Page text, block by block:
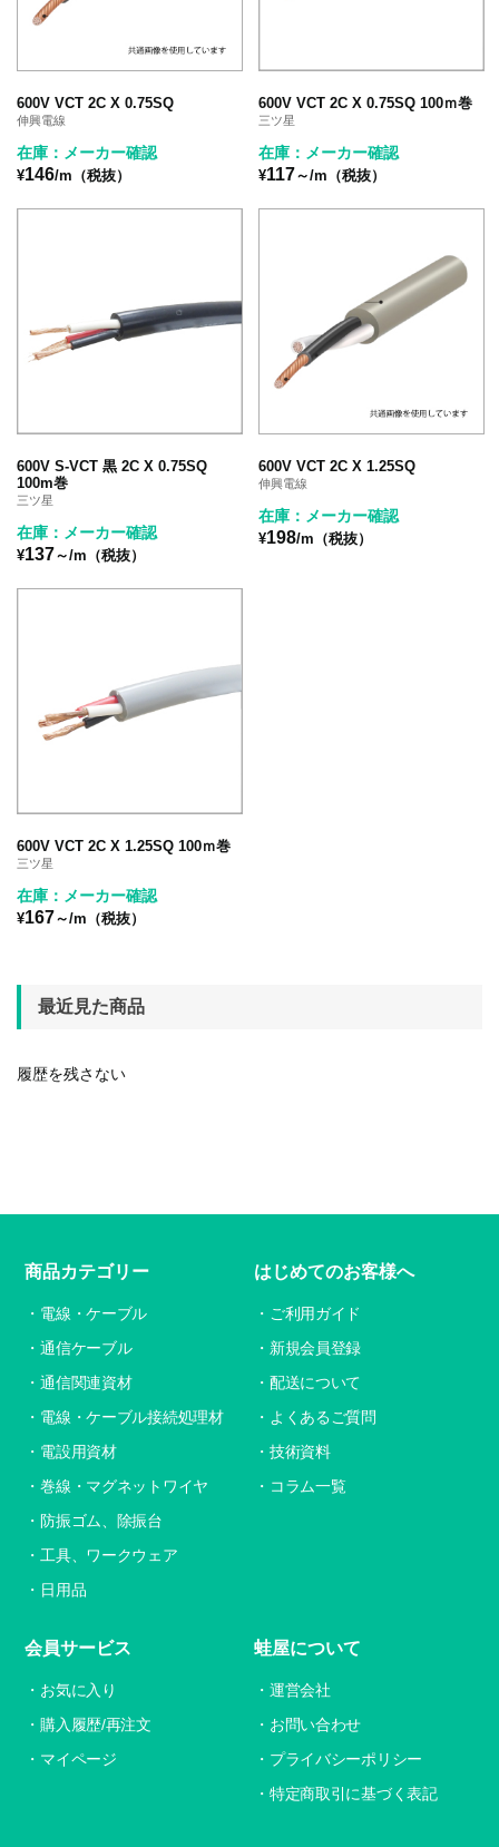
600V VCT 2C X 0.75SQ
伸興電線
在庫：メーカー確認
¥146/m（税抜）
600V VCT 2C X 0.75SQ 100ｍ巻
三ツ星
在庫：メーカー確認
¥117～/m（税抜）
600V S-VCT 黒 2C X 0.75SQ
100m巻
三ツ星
在庫：メーカー確認
¥137～/m（税抜）
600V VCT 2C X 1.25SQ
伸興電線
在庫：メーカー確認
¥198/m（税抜）
600V VCT 2C X 1.25SQ 100ｍ巻
三ツ星
在庫：メーカー確認
¥167～/m（税抜）
最近見た商品
履歴を残さない
商品カテゴリー
電線・ケーブル
通信ケーブル
通信関連資材
電線・ケーブル接続処理材
電設用資材
巻線・マグネットワイヤ
防振ゴム、除振台
工具、ワークウェア
日用品
はじめてのお客様へ
ご利用ガイド
新規会員登録
配送について
よくあるご質問
技術資料
コラム一覧
会員サービス
お気に入り
購入履歴/再注文
マイページ
蛙屋について
運営会社
お問い合わせ
プライバシーポリシー
特定商取引に基づく表記